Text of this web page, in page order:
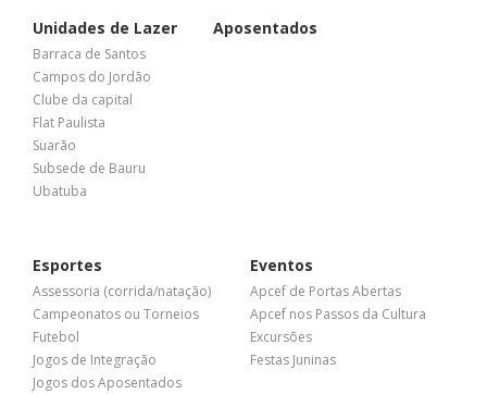
Unidades de Lazer
Barraca de Santos
Campos do Jordão
Clube da capital
Flat Paulista
Suarão
Subsede de Bauru
Ubatuba
Aposentados
Esportes
Assessoria (corrida/natação)
Campeonatos ou Torneios
Futebol
Jogos de Integração
Jogos dos Aposentados
Eventos
Apcef de Portas Abertas
Apcef nos Passos da Cultura
Excursões
Festas Juninas